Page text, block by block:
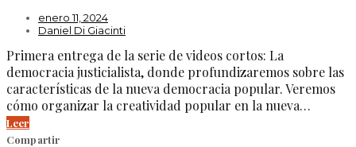
enero 11, 2024
Daniel Di Giacinti
Primera entrega de la serie de videos cortos: La
democracia justicialista, donde profundizaremos sobre las
características de la nueva democracia popular. Veremos
cómo organizar la creatividad popular en la nueva…
Leer
Compartir